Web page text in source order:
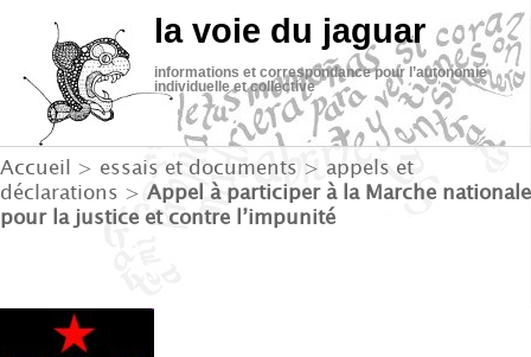
la voie du jaguar
informations et correspondance pour l’autonomie
individuelle et collective
Accueil > essais et documents > appels et
déclarations > Appel à participer à la Marche nationale
pour la justice et contre l’impunité